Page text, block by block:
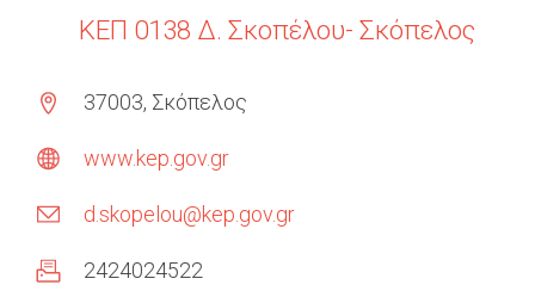
ΚΕΠ 0138 Δ. Σκοπέλου- Σκόπελος
37003, Σκόπελος
www.kep.gov.gr
d.skopelou@kep.gov.gr
2424024522